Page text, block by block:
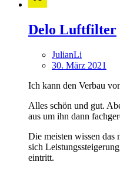
Delo Luftfilter
JulianLi
30. März 2021
Ich kann den Verbau
Alles schön und gut.
aus um ihn dann
Die meisten wissen das
sich
eintritt.